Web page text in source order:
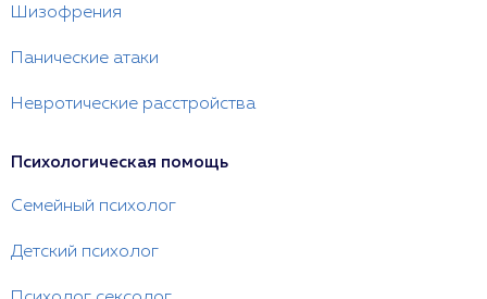
Шизофрения
Панические атаки
Невротические расстройства
Психологическая помощь
Семейный психолог
Детский психолог